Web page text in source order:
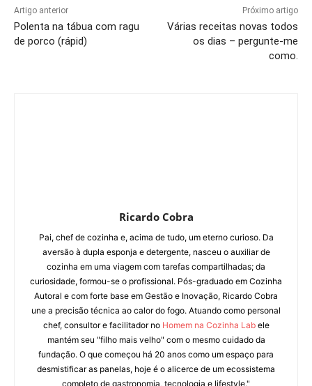
Artigo anterior
Polenta na tábua com ragu
de porco (rápid)
Próximo artigo
Várias receitas novas todos
os dias – pergunte-me
como.
Ricardo Cobra
Pai, chef de cozinha e, acima de tudo, um eterno curioso. Da
aversão à dupla esponja e detergente, nasceu o auxiliar de
cozinha em uma viagem com tarefas compartilhadas; da
curiosidade, formou-se o profissional. Pós-graduado em Cozinha
Autoral e com forte base em Gestão e Inovação, Ricardo Cobra
une a precisão técnica ao calor do fogo. Atuando como personal
chef, consultor e facilitador no Homem na Cozinha Labele
mantém seu "filho mais velho" com o mesmo cuidado da
fundação. O que começou há 20 anos como um espaço para
desmistificar as panelas, hoje é o alicerce de um ecossistema
completo de gastronomia, tecnologia e lifestyle."